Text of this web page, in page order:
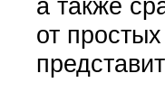
а также
от